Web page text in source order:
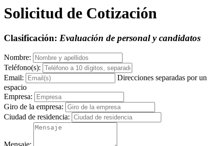
Solicitud de Cotización
Clasificación: Evaluación de personal y candidatos
Nombre:
Teléfono(s):
Email:
Direcciones separadas por un
espacio
Empresa:
Giro de la empresa:
Ciudad de residencia:
Mensaje: